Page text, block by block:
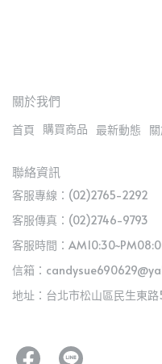
關於我們
首頁 購買商品 最新動態
聯絡資訊
客服專線：(02)2765-2292
客服傳真：(02)2746-9793
客服時間：
信箱：
地址：台北市松山區民生東